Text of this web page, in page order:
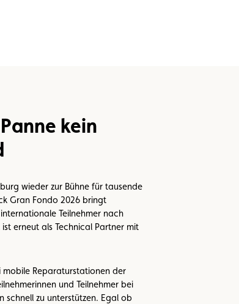
kein
wieder zur Bühne für tausende
Gran Fondo 2026 bringt
Teilnehmer nach
erneut als Technical Partner mit
mobile Reparaturstationen der
und Teilnehmer bei
schnell zu unterstützen. Egal ob